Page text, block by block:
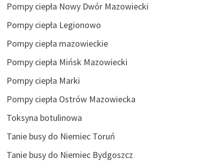
Pompy ciepła Nowy Dwór Mazowiecki
Pompy ciepła Legionowo
Pompy ciepła mazowieckie
Pompy ciepła Mińsk Mazowiecki
Pompy ciepła Marki
Pompy ciepła Ostrów Mazowiecka
Toksyna botulinowa
Tanie busy do Niemiec Toruń
Tanie busy do Niemiec Bydgoszcz